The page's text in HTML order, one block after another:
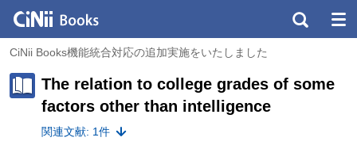
CiNii Books機能統合対応の追加実施をいたしました
The relation to college grades of some
factors other than intelligence
関連文献: 1件